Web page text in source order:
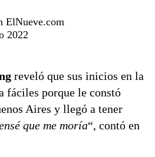
ElNueve.com
2022
reveló que sus inicios en la
fáciles porque le constó
Aires y llegó a tener
que me moría“, contó en